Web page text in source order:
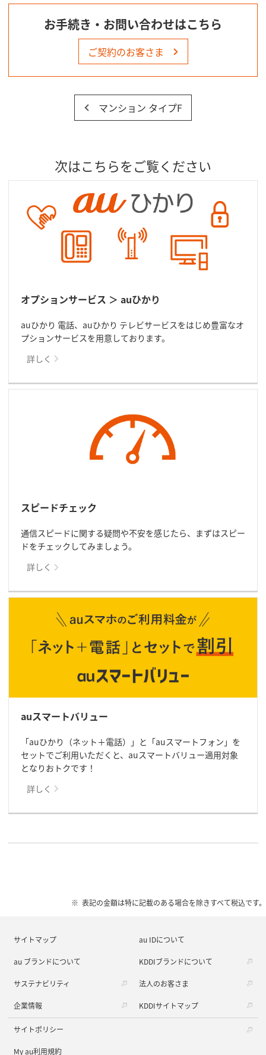
お手続き・お問い合わせはこちら
ご契約のお客さま
マンション タイプF
次はこちらをご覧ください
オプションサービス ＞ auひかり
auひかり 電話、auひかり テレビサービスをはじめ豊富なオ
プションサービスを用意しております。
詳しく
スピードチェック
通信スピードに関する疑問や不安を感じたら、まずはスピー
ドをチェックしてみましょう。
詳しく
auスマートバリュー
「auひかり（ネット＋電話）」と「auスマートフォン」を
セットでご利用いただくと、auスマートバリュー適用対象
となりおトクです！
詳しく
表記の金額は特に記載のある場合を除きすべて税込です。
サイトマップ au IDについて
au ブランドについて KDDIブランドについて
サステナビリティ 法人のお客さま
企業情報 KDDIサイトマップ
サイトポリシー
My au利用規約